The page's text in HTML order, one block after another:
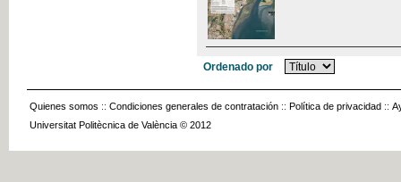
Ordenado por
Quienes somos :: Condiciones generales de contratación :: Política de privacidad ::
Universitat Politècnica de València © 2012